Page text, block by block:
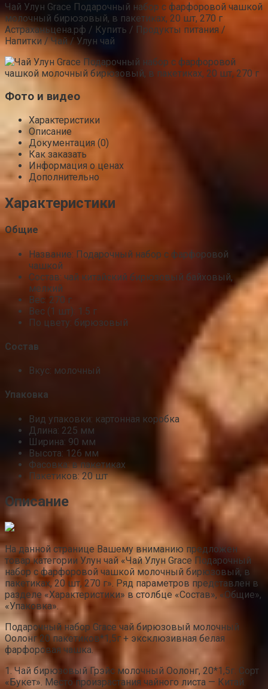
Чай Улун Grace Подарочный набор с фарфоровой чашкой
молочный бирюзовый, в пакетиках, 20 шт, 270 г
Астраханьцена.рф / Купить / Продукты питания /
Напитки / Чай / Улун чай
Фото и видео
Характеристики
Описание
Документация (0)
Как заказать
Информация о ценах
Дополнительно
Характеристики
Общие
Название: Подарочный набор с фарфоровой
чашкой
Состав: чай китайский бирюзовый байховый,
мелкий
Вес: 270 г
Вес (1 шт): 1.5 г
По цвету: бирюзовый
Состав
Вкус: молочный
Упаковка
Вид упаковки: картонная коробка
Длина: 225 мм
Ширина: 90 мм
Высота: 126 мм
Фасовка: в пакетиках
Пакетиков: 20 шт
Описание
На данной странице Вашему вниманию предложен
товар категории Улун чай «Чай Улун Grace Подарочный
набор с фарфоровой чашкой молочный бирюзовый, в
пакетиках, 20 шт, 270 г». Ряд параметров представлен в
разделе «Характеристики» в столбце «Состав», «Общие»,
«Упаковка».
Подарочный набор Grace чай бирюзовый молочный
Оолонг 20 пакетиков*1,5г + эксклюзивная белая
фарфоровая чашка.
1. Чай бирюзовый Грэйс молочный Оолонг, 20*1,5г. Сорт
«Букет». Место произрастания чайного листа — Китай.